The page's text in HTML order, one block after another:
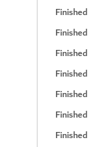
Finished
Finished
Finished
Finished
Finished
Finished
Finished